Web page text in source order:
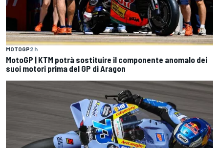
MOTOGP2 h
MotoGP | KTM potrà sostituire il componente anomalo dei
suoi motori prima del GP di Aragon